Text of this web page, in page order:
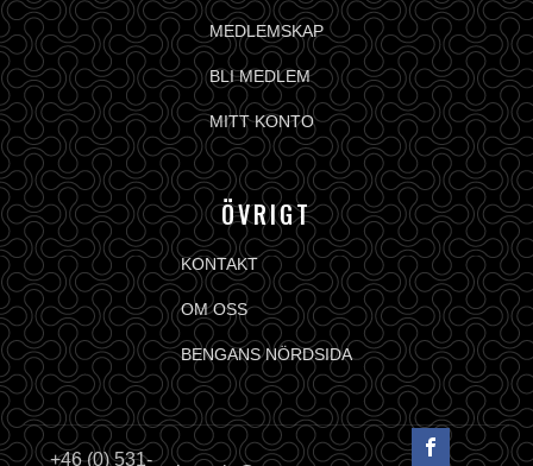
MEDLEMSKAP
BLI MEDLEM
MITT KONTO
ÖVRIGT
KONTAKT
OM OSS
BENGANS NÖRDSIDA
+46 (0) 531-